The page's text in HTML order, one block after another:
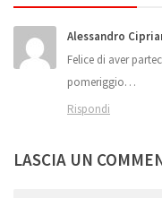
Alessandro
Felice di aver
pomeriggio…
Rispondi
LASCIA UN